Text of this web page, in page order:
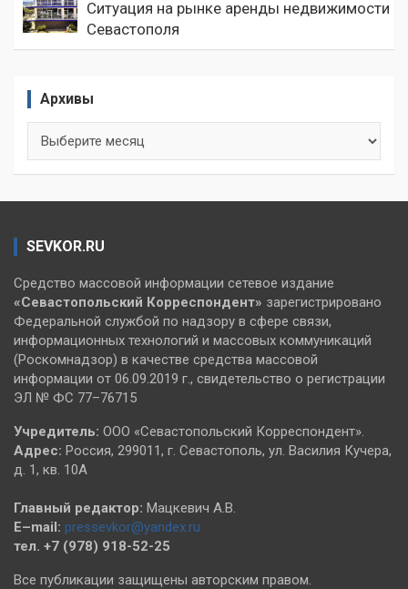
Ситуация на рынке аренды недвижимости
Севастополя
Архивы
SEVKOR.RU
Средство массовой информации сетевое издание
«Севастопольский Корреспондент» зарегистрировано
Федеральной службой по надзору в сфере связи,
информационных технологий и массовых коммуникаций
(Роскомнадзор) в качестве средства массовой
информации от 06.09.2019 г., свидетельство о регистрации
ЭЛ № ФС 77–76715
Учредитель: ООО «Севастопольский Корреспондент».
Адрес: Россия, 299011, г. Севастополь, ул. Василия Кучера,
д. 1, кв. 10А
Главный редактор: Мацкевич А.В.
E–mail: pressevkor@yandex.ru
тел. +7 (978) 918-52-25
Все публикации защищены авторским правом.